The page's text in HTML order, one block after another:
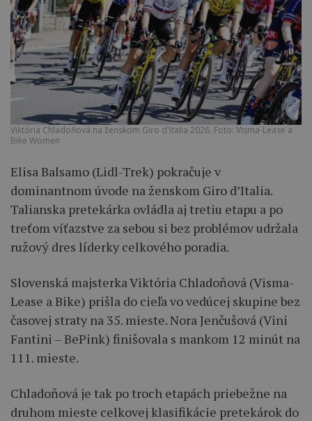
Viktória Chladoňová na ženskom Giro d'Italia 2026. Foto: Visma-Lease a
Bike Women
Elisa Balsamo (Lidl-Trek) pokračuje v
dominantnom úvode na ženskom Giro d’Italia.
Talianska pretekárka ovládla aj tretiu etapu a po
treťom víťazstve za sebou si bez problémov udržala
ružový dres líderky celkového poradia.
Slovenská majsterka Viktória Chladoňová (Visma-
Lease a Bike) prišla do cieľa vo vedúcej skupine bez
časovej straty na 35. mieste. Nora Jenčušová (Vini
Fantini – BePink) finišovala s mankom 12 minút na
111. mieste.
Chladoňová je tak po troch etapách priebežne na
druhom mieste celkovej klasifikácie pretekárok do